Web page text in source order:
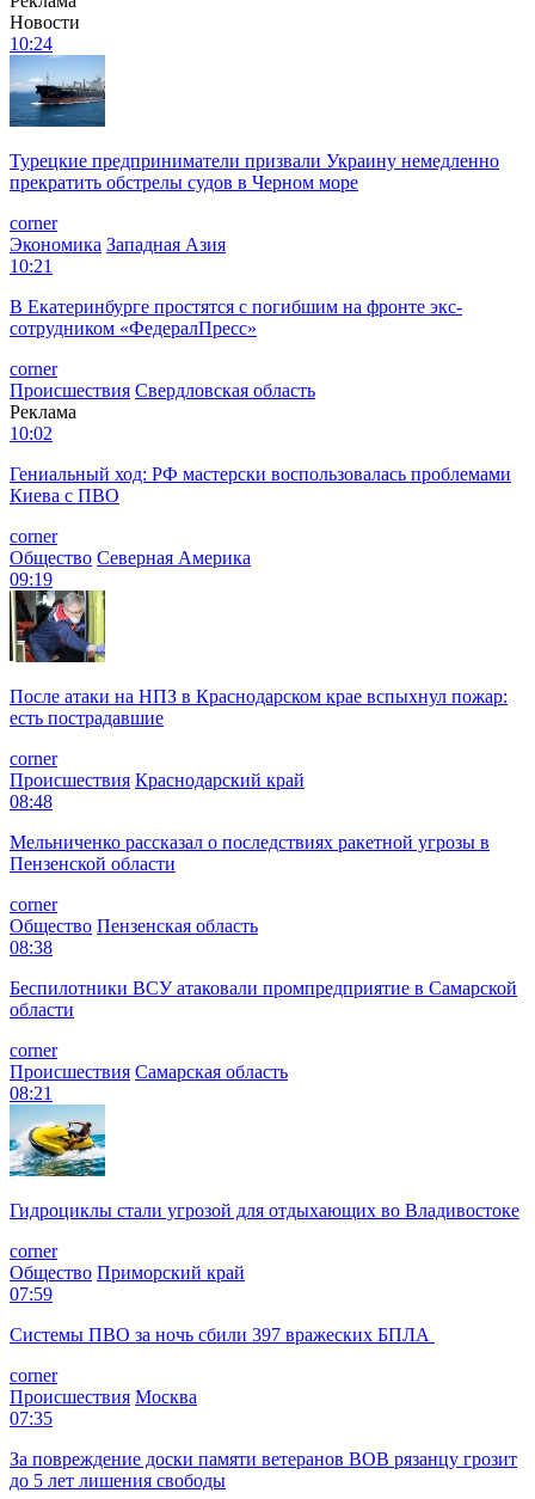
Новости
10:24
Турецкие предприниматели призвали Украину немедленно
прекратить обстрелы судов в Черном море
corner
Экономика Западная Азия
10:21
В Екатеринбурге простятся с погибшим на фронте экс-
сотрудником «ФедералПресс»
corner
Происшествия Свердловская область
Реклама
10:02
Гениальный ход: РФ мастерски воспользовалась проблемами
Киева с ПВО
corner
Общество Северная Америка
09:19
После атаки на НПЗ в Краснодарском крае вспыхнул пожар:
есть пострадавшие
corner
Происшествия Краснодарский край
08:48
Мельниченко рассказал о последствиях ракетной угрозы в
Пензенской области
corner
Общество Пензенская область
08:38
Беспилотники ВСУ атаковали промпредприятие в Самарской
области
corner
Происшествия Самарская область
08:21
Гидроциклы стали угрозой для отдыхающих во Владивостоке
corner
Общество Приморский край
07:59
Системы ПВО за ночь сбили 397 вражеских БПЛА
corner
Происшествия Москва
07:35
За повреждение доски памяти ветеранов ВОВ рязанцу грозит
до 5 лет лишения свободы